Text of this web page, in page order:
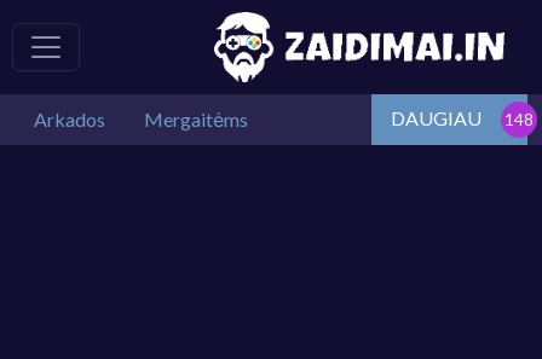
Arkados Mergaitėms DAUGIAU